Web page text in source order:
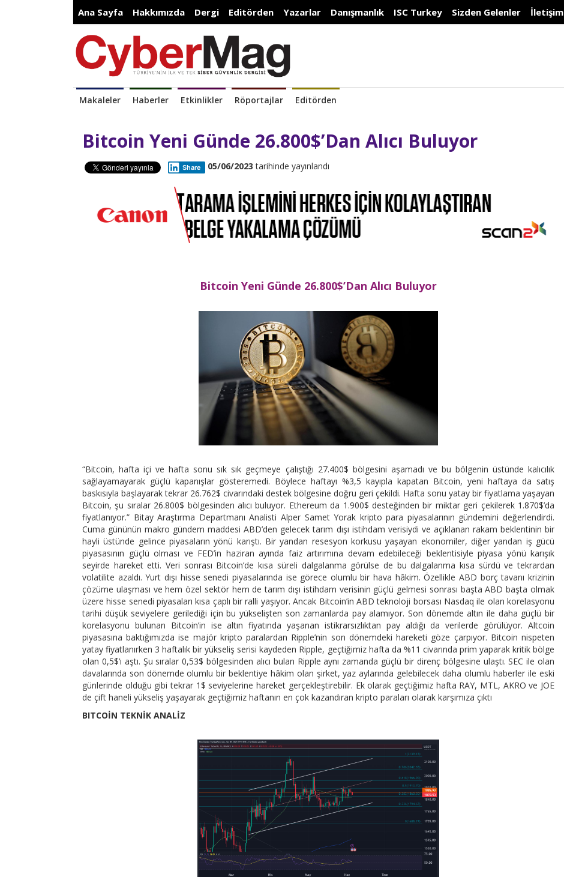
Ana Sayfa Hakkımızda Dergi Editörden Yazarlar Danışmanlık ISC Turkey Sizden Gelenler İletişim
Makaleler Haberler Etkinlikler Röportajlar Editörden
Bitcoin Yeni Günde 26.800$’Dan Alıcı Buluyor
Share 05/06/2023 tarihinde yayınlandı
Bitcoin Yeni Günde 26.800$’Dan Alıcı Buluyor
“Bitcoin, hafta içi ve hafta sonu sık sık geçmeye çalıştığı 27.400$ bölgesini aşamadı ve bu bölgenin üstünde kalıcılık
sağlayamayarak güçlü kapanışlar gösteremedi. Böylece haftayı %3,5 kayıpla kapatan Bitcoin, yeni haftaya da satış
baskısıyla başlayarak tekrar 26.762$ civarındaki destek bölgesine doğru geri çekildi. Hafta sonu yatay bir fiyatlama yaşayan
Bitcoin, şu sıralar 26.800$ bölgesinden alıcı buluyor. Ethereum da 1.900$ desteğinden bir miktar geri çekilerek 1.870$’da
fiyatlanıyor.” Bitay Araştırma Departmanı Analisti Alper Samet Yorak kripto para piyasalarının gündemini değerlendirdi.
Cuma gününün makro gündem maddesi ABD’den gelecek tarım dışı istihdam verisiydi ve açıklanan rakam beklentinin bir
hayli üstünde gelince piyasaların yönü karıştı. Bir yandan resesyon korkusu yaşayan ekonomiler, diğer yandan iş gücü
piyasasının güçlü olması ve FED’in haziran ayında faiz artırımına devam edebileceği beklentisiyle piyasa yönü karışık
seyirde hareket etti. Veri sonrası Bitcoin’de kısa süreli dalgalanma görülse de bu dalgalanma kısa sürdü ve tekrardan
volatilite azaldı. Yurt dışı hisse senedi piyasalarında ise görece olumlu bir hava hâkim. Özellikle ABD borç tavanı krizinin
çözüme ulaşması ve hem özel sektör hem de tarım dışı istihdam verisinin güçlü gelmesi sonrası başta ABD başta olmak
üzere hisse senedi piyasaları kısa çaplı bir ralli yaşıyor. Ancak Bitcoin’in ABD teknoloji borsası Nasdaq ile olan korelasyonu
tarihi düşük seviyelere gerilediği için bu yükselişten son zamanlarda pay alamıyor. Son dönemde altın ile daha güçlü bir
korelasyonu bulunan Bitcoin’in ise altın fiyatında yaşanan istikrarsızlıktan pay aldığı da verilerde görülüyor. Altcoin
piyasasına baktığımızda ise majör kripto paralardan Ripple’nin son dönemdeki hareketi göze çarpıyor. Bitcoin nispeten
yatay fiyatlanırken 3 haftalık bir yükseliş serisi kaydeden Ripple, geçtiğimiz hafta da %11 civarında prim yaparak kritik bölge
olan 0,5$’ı aştı. Şu sıralar 0,53$ bölgesinden alıcı bulan Ripple aynı zamanda güçlü bir direnç bölgesine ulaştı. SEC ile olan
davalarında son dönemde olumlu bir beklentiye hâkim olan şirket, yaz aylarında gelebilecek daha olumlu haberler ile eski
günlerinde olduğu gibi tekrar 1$ seviyelerine hareket gerçekleştirebilir. Ek olarak geçtiğimiz hafta RAY, MTL, AKRO ve JOE
de çift haneli yükseliş yaşayarak geçtiğimiz haftanın en çok kazandıran kripto paraları olarak karşımıza çıktı
BITCOİN TEKNİK ANALİZ